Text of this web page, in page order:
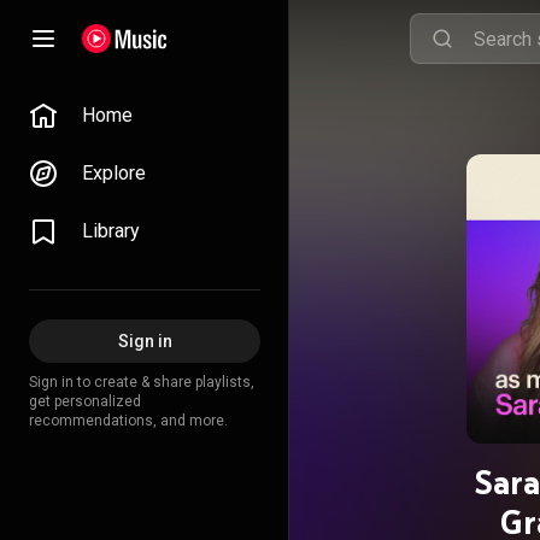
Home
Explore
Library
Sign in
Sign in to create & share playlists,
get personalized
recommendations, and more.